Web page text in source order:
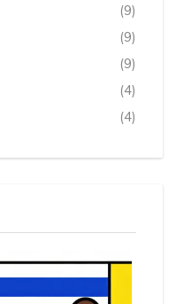
(9)
(9)
(9)
(4)
(4)